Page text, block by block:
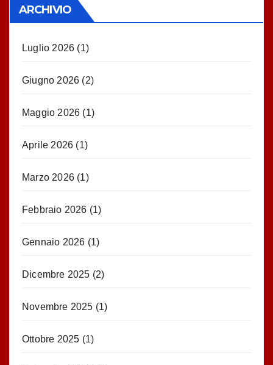
ARCHIVIO
Luglio 2026 (1)
Giugno 2026 (2)
Maggio 2026 (1)
Aprile 2026 (1)
Marzo 2026 (1)
Febbraio 2026 (1)
Gennaio 2026 (1)
Dicembre 2025 (2)
Novembre 2025 (1)
Ottobre 2025 (1)